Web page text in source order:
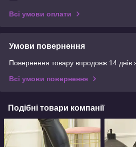
Всі умови оплати
Умови повернення
Повернення товару впродовж 14 днів
Всі умови повернення
Подібні товари компанії